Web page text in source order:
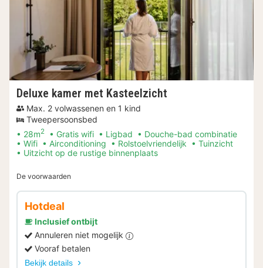
Deluxe kamer met Kasteelzicht
Max. 2 volwassenen en 1 kind
Tweepersoonsbed
28m2 Gratis wifi Ligbad
Douche-bad combinatie
Wifi
Airconditioning Rolstoelvriendelijk
Tuinzicht
Uitzicht op de rustige binnenplaats
De voorwaarden
Hotdeal
Inclusief ontbijt
Annuleren niet mogelijk
Vooraf betalen
Bekijk details